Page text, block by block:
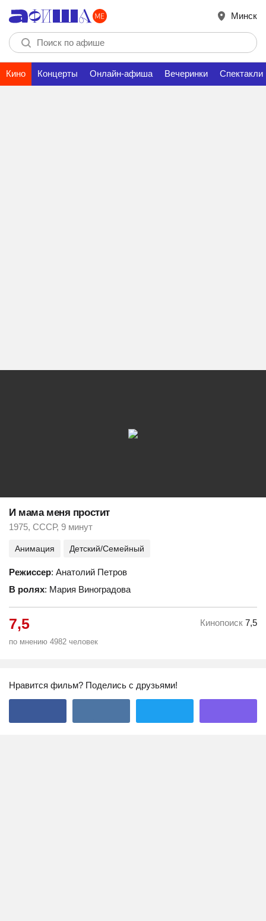
Минск
Кино Концерты Онлайн-афиша Вечеринки Спектакли
И мама меня простит
1975, СССР, 9 минут
Анимация Детский/Семейный
Режиссер: Анатолий Петров
В ролях: Мария Виноградова
7,5
по мнению 4982 человек
Кинопоиск 7,5
Нравится фильм? Поделись с друзьями!